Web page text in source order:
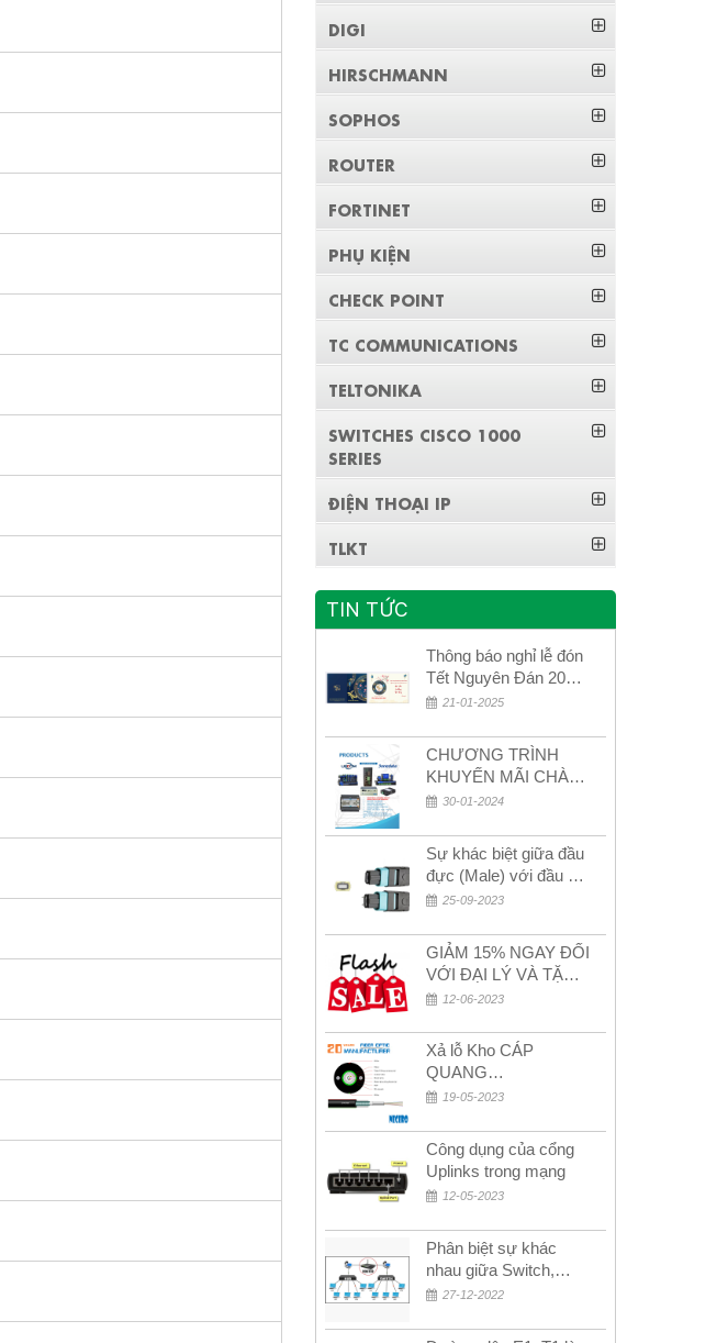
DIGI
HIRSCHMANN
SOPHOS
ROUTER
FORTINET
PHỤ KIỆN
CHECK POINT
TC COMMUNICATIONS
TELTONIKA
SWITCHES CISCO 1000
SERIES
ĐIỆN THOẠI IP
TLKT
TIN TỨC
Thông báo nghỉ lễ đón
Tết Nguyên Đán 2026
– Xuân Bính Ngọ!
21-01-2025
CHƯƠNG TRÌNH
KHUYẾN MÃI CHÀO
MỪNG NĂM MỚI
30-01-2024
Sự khác biệt giữa đầu
đực (Male) với đầu cái
(Female) trong bộ đầu
25-09-2023
GIẢM 15% NGAY ĐỐI
VỚI ĐẠI LÝ VÀ TẶNG
QUÀ KHÁCH HÀNG
12-06-2023
Xả lỗ Kho CÁP
QUANG
MULTIMODE CÁP
MULTIMODE 4-8-12-
24Fo SỢI OM1-OM2-
OM3 Siêu Rẻ 5k
19-05-2023
Công dụng của cổng
Uplinks trong mạng
12-05-2023
Phân biệt sự khác
nhau giữa Switch,
Router và Hub
27-12-2022